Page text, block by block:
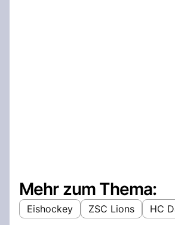
Mehr zum Thema:
Eishockey ZSC Lions HC